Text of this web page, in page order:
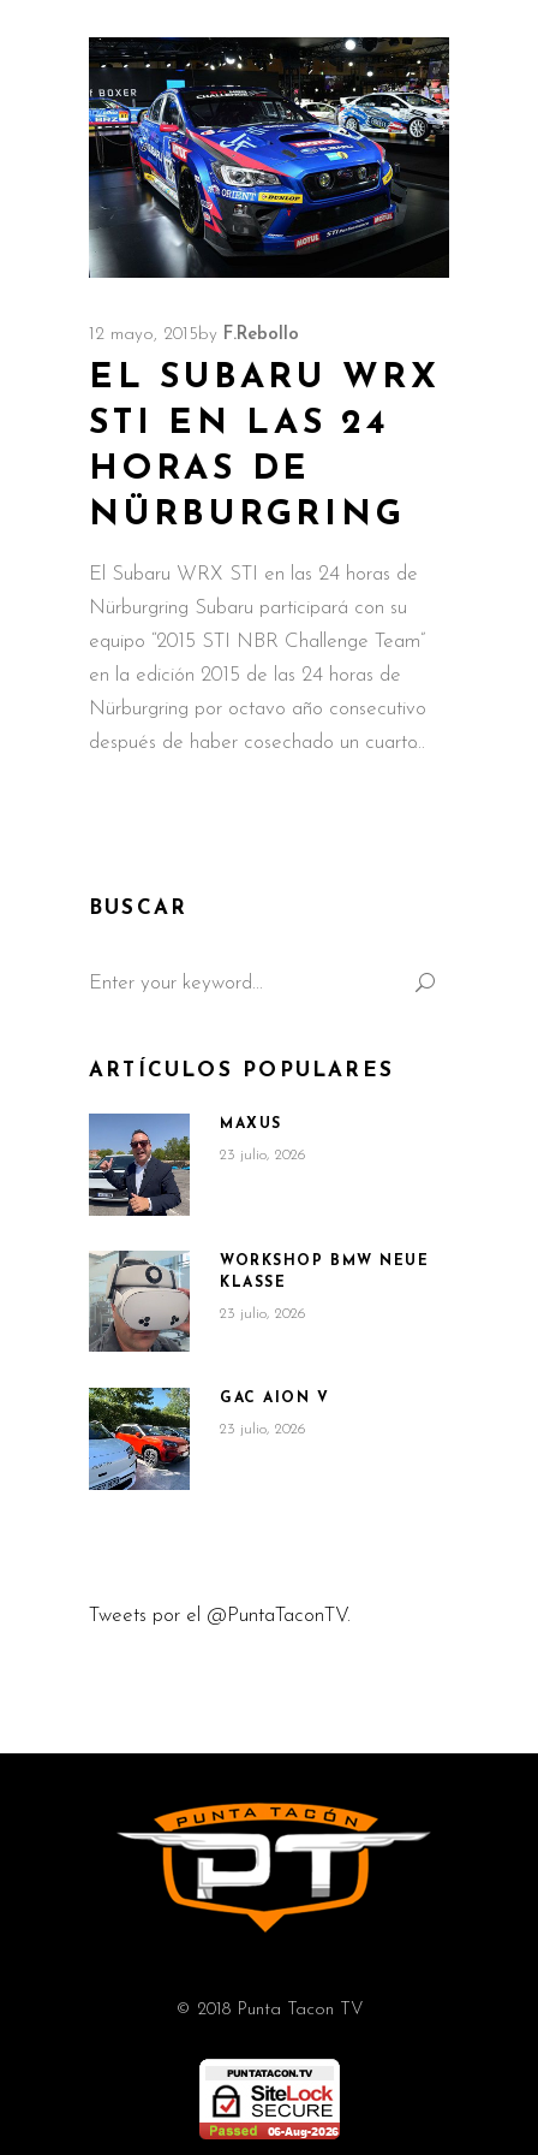
12 mayo, 2015by F.Rebollo
EL SUBARU WRX
STI EN LAS 24
HORAS DE
NÜRBURGRING
El Subaru WRX STI en las 24 horas de
Nürburgring Subaru participará con su
equipo “2015 STI NBR Challenge Team”
en la edición 2015 de las 24 horas de
Nürburgring por octavo año consecutivo
después de haber cosechado un cuarto
BUSCAR
for:
ARTÍCULOS POPULARES
MAXUS
23 julio, 2026
WORKSHOP BMW NEUE
KLASSE
23 julio, 2026
GAC AION V
23 julio, 2026
Tweets por el @PuntaTaconTV.
© 2018 Punta Tacon TV